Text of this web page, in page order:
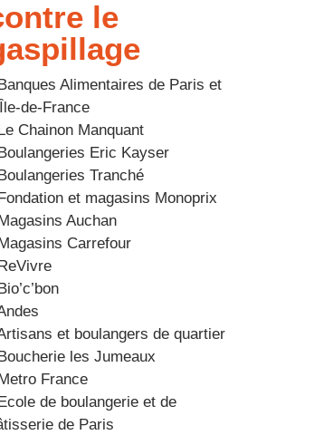
le
Alimentaires de Paris et
de-France
Chainon Manquant
Eric Kayser
Tranché
et magasins Monoprix
Auchan
Carrefour
et boulangers de quartier
les Jumeaux
France
de boulangerie et de
de Paris